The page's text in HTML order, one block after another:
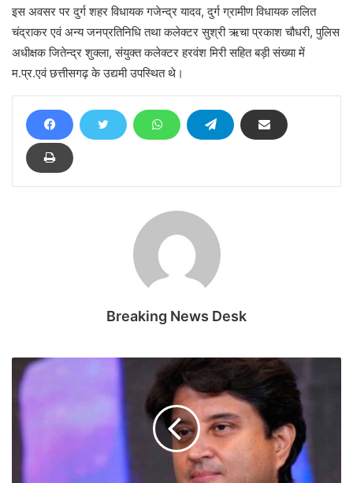
इस अवसर पर दुर्ग शहर विधायक गजेन्द्र यादव, दुर्ग ग्रामीण विधायक ललित
चंद्राकर एवं अन्य जनप्रतिनिधि तथा कलेक्टर सुश्री ऋचा प्रकाश चौधरी, पुलिस
अधीक्षक जितेन्द्र शुक्ला, संयुक्त कलेक्टर हरवंश मिरी सहित बड़ी संख्या में
म.प्र.एवं छत्तीसगढ़ के उद्यमी उपस्थित थे।
Breaking News Desk